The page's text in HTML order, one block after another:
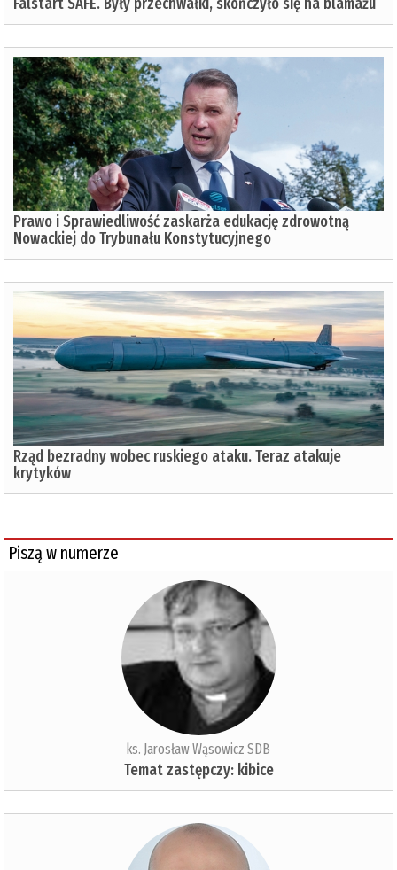
Prawo i Sprawiedliwość zaskarża edukację zdrowotną
Nowackiej do Trybunału Konstytucyjnego
Rząd bezradny wobec ruskiego ataku. Teraz atakuje
krytyków
Piszą w numerze
ks. Jarosław Wąsowicz SDB
Temat zastępczy: kibice